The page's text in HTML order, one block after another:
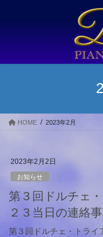
に
ョ
動
HOME 2023年2月
2023年2月2日
お知らせ
第３回ドルチェ
２３当日の連絡
第３回ドルチェ・トライ